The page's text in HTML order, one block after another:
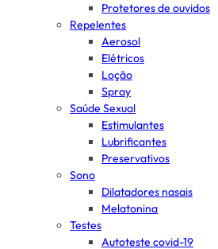
Protetores de ouvidos
Repelentes
Aerosol
Elétricos
Loção
Spray
Saúde Sexual
Estimulantes
Lubrificantes
Preservativos
Sono
Dilatadores nasais
Melatonina
Testes
Autoteste covid-19